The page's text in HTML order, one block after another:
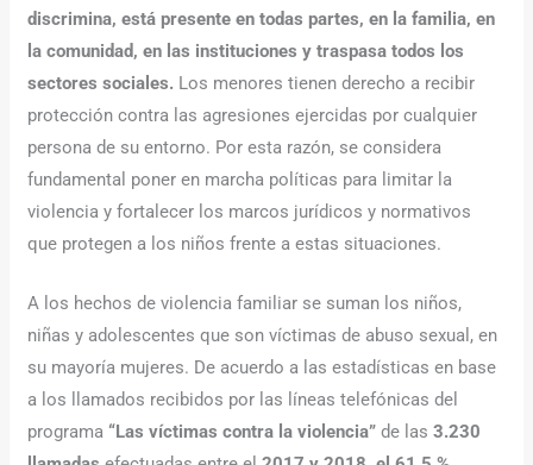
discrimina, está presente en todas partes, en la familia, en
la comunidad, en las instituciones y traspasa todos los
sectores sociales. Los menores tienen derecho a recibir
protección contra las agresiones ejercidas por cualquier
persona de su entorno. Por esta razón, se considera
fundamental poner en marcha políticas para limitar la
violencia y fortalecer los marcos jurídicos y normativos
que protegen a los niños frente a estas situaciones.
A los hechos de violencia familiar se suman los niños,
niñas y adolescentes que son víctimas de abuso sexual, en
su mayoría mujeres. De acuerdo a las estadísticas en base
a los llamados recibidos por las líneas telefónicas del
programa“Las víctimas contra la violencia” de las 3.230